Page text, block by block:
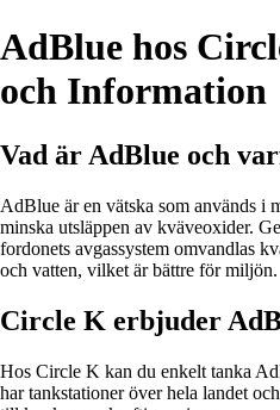
AdBlue hos
och Information
Vad är AdBlue och
AdBlue är en vätska som används i
minska utsläppen av kväveoxider.
fordonets avgassystem omvandlas
och vatten, vilket är bättre för miljön.
Circle K erbjuder
Hos Circle K kan du enkelt tanka
har tankstationer över hela landet